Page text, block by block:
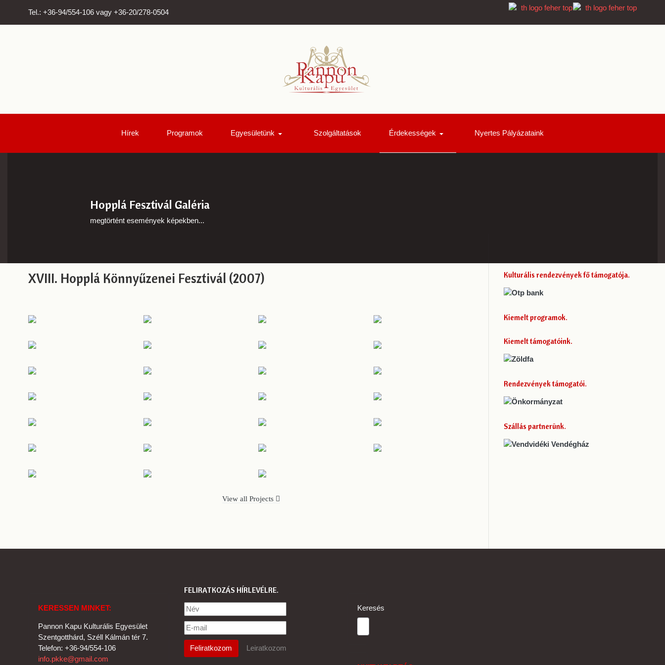
Tel.: +36-94/554-106 vagy +36-20/278-0504
Hírek Programok Egyesületünk Szolgáltatások Érdekességek Nyertes Pályázataink
Hopplá Fesztivál Galéria
megtörtént események képekben...
XVIII. Hopplá Könnyűzenei Fesztivál (2007)
View all Projects
Kulturális rendezvények fő támogatója
Kiemelt programok
Kiemelt támogatóink
Rendezvények támogatói
Szállás partnerünk
KERESSEN MINKET:
Pannon Kapu Kulturális Egyesület
Szentgotthárd, Széll Kálmán tér 7.
Telefon: +36-94/554-106
info.pkke@gmail.com
FELIRATKOZÁS HÍRLEVÉLRE
Keresés